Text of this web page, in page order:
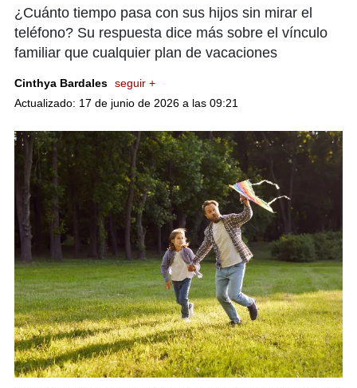
¿Cuánto tiempo pasa con sus hijos sin mirar el
teléfono? Su respuesta dice más sobre el vínculo
familiar que cualquier plan de vacaciones
Cinthya Bardales seguir +
Actualizado: 17 de junio de 2026 a las 09:21